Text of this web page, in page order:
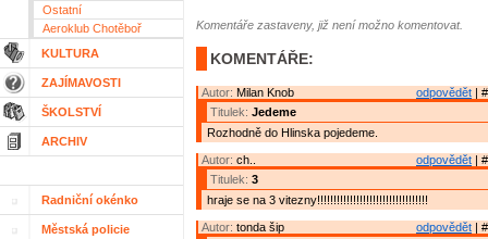
Ostatní
Aeroklub Chotěboř
KULTURA
ZAJÍMAVOSTI
ŠKOLSTVÍ
ARCHIV
Radniční okénko
Městská policie
Komentáře zastaveny, již není možno komentovat.
KOMENTÁŘE:
odpovědět |
Autor: Milan Knob
Titulek: Jedeme
Rozhodně do Hlinska pojedeme.
odpovědět |
Autor: ch..
Titulek: 3
hraje se na 3 vitezny!!!!!!!!!!!!!!!!!!!!!!!!!!!!!!!!!!
odpovědět |
Autor: tonda šip